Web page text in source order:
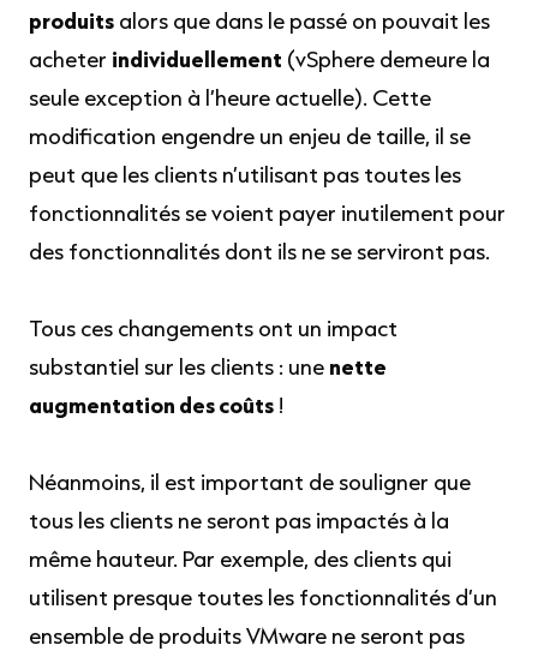
produits alors que dans le passé on pouvait les
acheter individuellement (vSphere demeure la
seule exception à l’heure actuelle). Cette
modification engendre un enjeu de taille, il se
peut que les clients n’utilisant pas toutes les
fonctionnalités se voient payer inutilement pour
des fonctionnalités dont ils ne se serviront pas.
Tous ces changements ont un impact
substantiel sur les clients : une nette
augmentation des coûts !
Néanmoins, il est important de souligner que
tous les clients ne seront pas impactés à la
même hauteur. Par exemple, des clients qui
utilisent presque toutes les fonctionnalités d’un
ensemble de produits VMware ne seront pas